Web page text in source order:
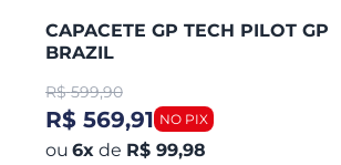
CAPACETE GP TECH PILOT GP
BRAZIL
R$ 599,90
R$ 569,91
6x de R$ 99,98